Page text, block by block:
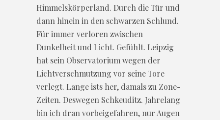
Himmelskörperland. Durch die Tür und
dann hinein in den schwarzen Schlund.
Für immer verloren zwischen
Dunkelheit und Licht. Gefühlt. Leipzig
hat sein Observatorium wegen der
Lichtverschmutzung vor seine Tore
verlegt. Lange ists her, damals zu Zone-
Zeiten. Deswegen Schkeuditz. Jahrelang
bin ich dran vorbeigefahren, nur Augen